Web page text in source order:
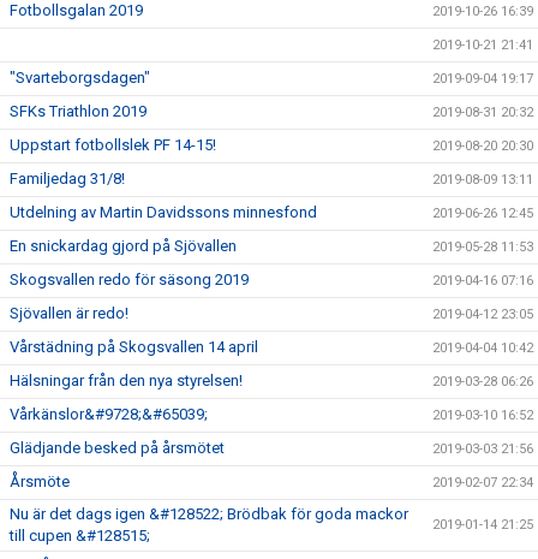
Fotbollsgalan 2019 2019-10-26 16:39
2019-10-21 21:41
"Svarteborgsdagen" 2019-09-04 19:17
SFKs Triathlon 2019 2019-08-31 20:32
Uppstart fotbollslek PF 14-15! 2019-08-20 20:30
Familjedag 31/8! 2019-08-09 13:11
Utdelning av Martin Davidssons minnesfond 2019-06-26 12:45
En snickardag gjord på Sjövallen 2019-05-28 11:53
Skogsvallen redo för säsong 2019 2019-04-16 07:16
Sjövallen är redo! 2019-04-12 23:05
Vårstädning på Skogsvallen 14 april 2019-04-04 10:42
Hälsningar från den nya styrelsen! 2019-03-28 06:26
Vårkänslor&#9728;&#65039; 2019-03-10 16:52
Glädjande besked på årsmötet 2019-03-03 21:56
Årsmöte 2019-02-07 22:34
Nu är det dags igen &#128522; Brödbak för goda mackor
till cupen &#128515;
2019-01-14 21:25